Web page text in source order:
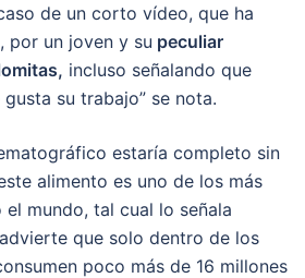
de un corto vídeo, que ha
por un joven y su peculiar
incluso señalando que
su trabajo” se nota.
estaría completo sin
alimento es uno de los más
mundo, tal cual lo señala
que solo dentro de los
poco más de 16 millones